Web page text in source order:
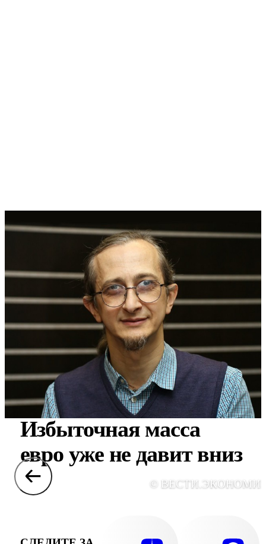
Избыточная масса
евро уже не давит вниз
©